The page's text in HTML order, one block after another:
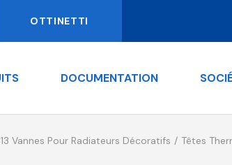
OTTINETTI
DOCUMENTATION
Vannes Pour Radiateurs Décoratifs Têtes